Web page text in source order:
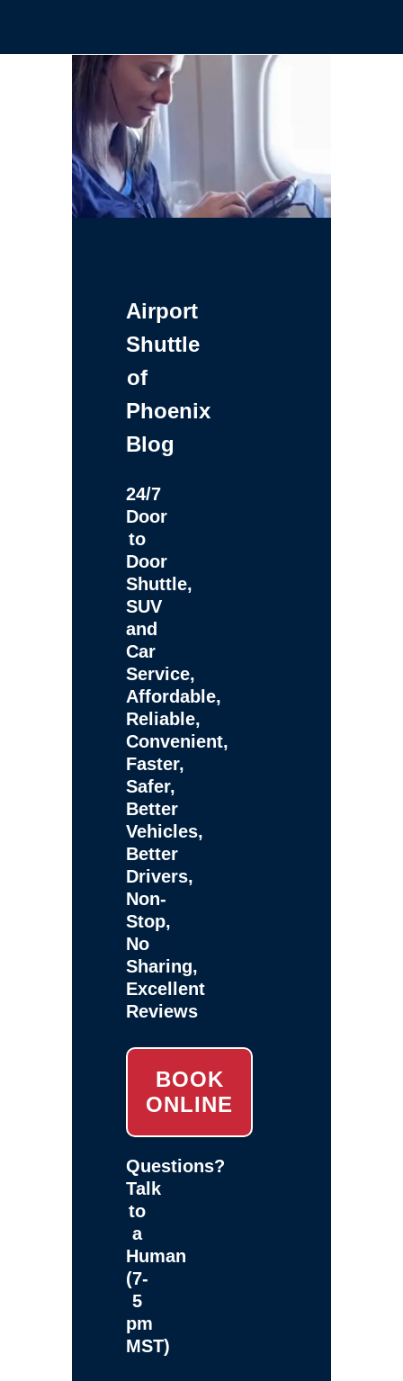
Airport
Shuttle
of
Phoenix
Blog
24/7
Door
to
Door
Shuttle,
SUV
and
Car
Service,
Affordable,
Reliable,
Convenient,
Faster,
Safer,
Better
Vehicles,
Better
Drivers,
Non-
Stop,
No
Sharing,
Excellent
Reviews
BOOK
ONLINE
Questions?
Talk
to
a
Human
(7-
5
pm
MST)